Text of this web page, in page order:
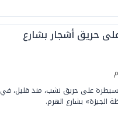
حريق أشجار بشارع
على حريق نشب، منذ قليل، في
الجيزة» بشارع الهرم.